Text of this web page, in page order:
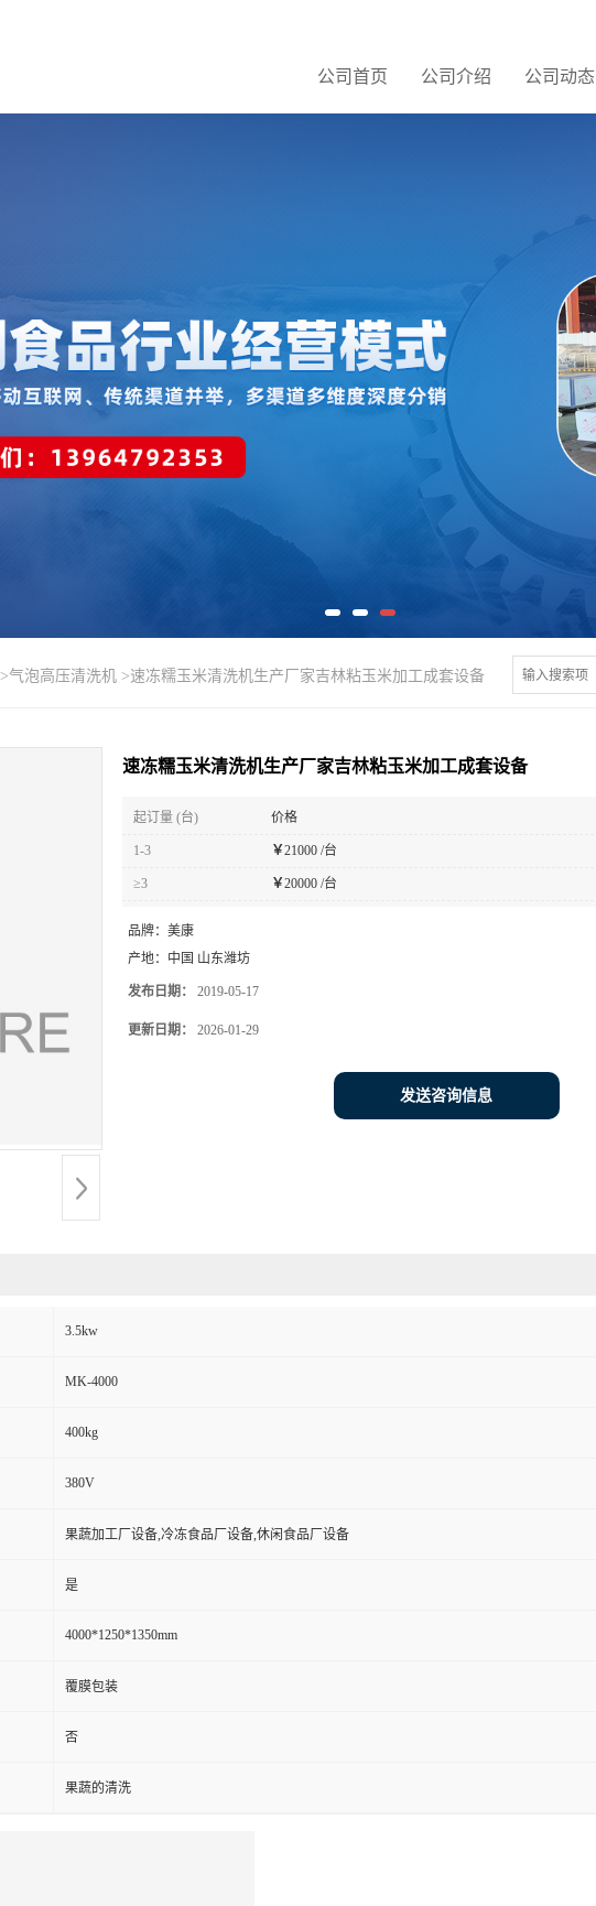
公司首页 公司介绍 公司动态
>气泡高压清洗机 >速冻糯玉米清洗机生产厂家吉林粘玉米加工成套设备
速冻糯玉米清洗机生产厂家吉林粘玉米加工成套设备
起订量 (台) 价格
1-3 ￥21000 /台
≥3 ￥20000 /台
品牌： 美康
产地： 中国 山东潍坊
发布日期： 2019-05-17
更新日期： 2026-01-29
发送咨询信息
3.5kw
MK-4000
400kg
380V
果蔬加工厂设备,冷冻食品厂设备,休闲食品厂设备
是
4000*1250*1350mm
覆膜包装
否
果蔬的清洗